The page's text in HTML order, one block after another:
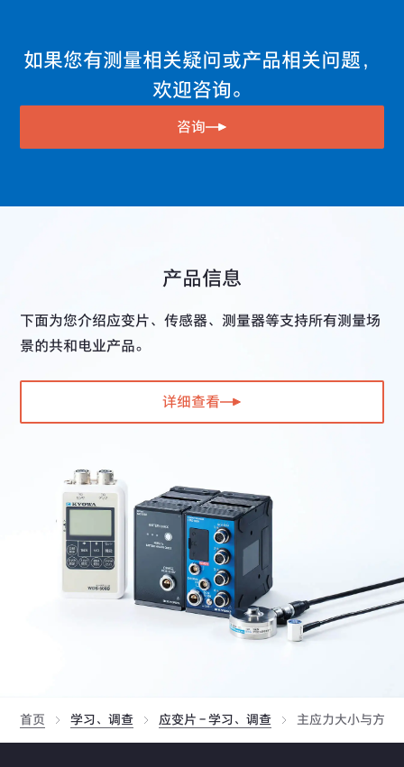
传感器的电桥电路与电缆接线
关于电桥电源方式的的定电压和定电流系统
同一个传感器可测量物理量与温度的带测温功能的土木传
因传感器电缆延长而引起的灵敏度下降
载荷传感器计重系统的综合精度计算方法
载荷传感器在料斗与坦克集装箱内的设置方法
载荷传感器容量的计算方法
求相同型号名称的传感器平均值的连接法
TEDS
如果您有测量相关疑问或产品相关问题，
欢迎咨询。
咨询
产品信息
下面为您介绍应变片、传感器、测量器等支持所有测量场
景的共和电业产品。
详细查看
首页 学习、调查 应变片 - 学习、调查 主应力大小与方向